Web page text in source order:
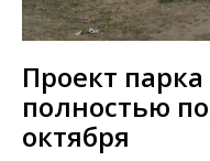
Проект
полностью
октября